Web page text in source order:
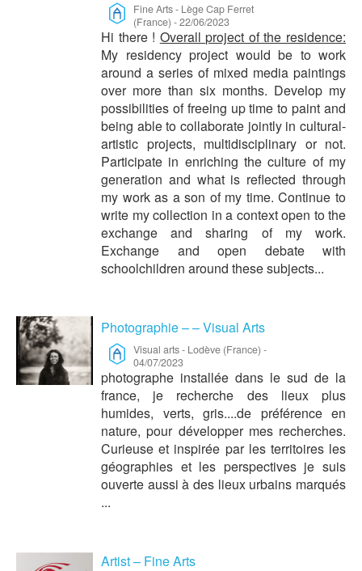
Fine Arts- Lège Cap Ferret
(France) -22/06/2023
Hi there ! Overall project of the residence:
My residency project would be to work
around a series of mixed media paintings
over more than six months. Develop my
possibilities of freeing up time to paint and
being able to collaborate jointly in cultural-
artistic projects, multidisciplinary or not.
Participate in enriching the culture of my
generation and what is reflected through
my work as a son of my time. Continue to
write my collection in a context open to the
exchange and sharing of my work.
Exchange and open debate with
schoolchildren around these subjects...
Photographie – – Visual Arts
Visual arts- Lodève (France) -
04/07/2023
photographe installée dans le sud de la
france, je recherche des lieux plus
humides, verts, gris....de préférence en
nature, pour développer mes recherches.
Curieuse et inspirée par les territoires les
géographies et les perspectives je suis
ouverte aussi à des lieux urbains marqués
...
Artist – Fine Arts